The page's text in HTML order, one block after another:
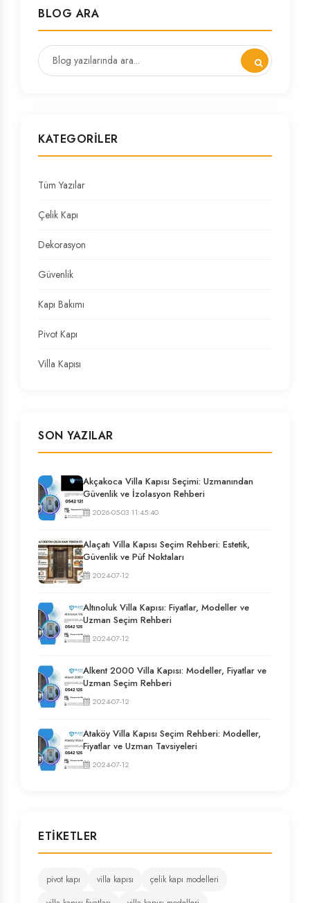
BLOG ARA
KATEGORILER
Tüm Yazılar
Çelik Kapı
Dekorasyon
Güvenlik
Kapı Bakımı
Pivot Kapı
Villa Kapısı
SON YAZILAR
Akçakoca Villa Kapısı Seçimi: Uzmanından
Güvenlik ve İzolasyon Rehberi
2026-05-03 11:45:40
Alaçatı Villa Kapısı Seçim Rehberi: Estetik,
Güvenlik ve Püf Noktaları
2024-07-12
Altınoluk Villa Kapısı: Fiyatlar, Modeller ve
Uzman Seçim Rehberi
2024-07-12
Alkent 2000 Villa Kapısı: Modeller, Fiyatlar ve
Uzman Seçim Rehberi
2024-07-12
Ataköy Villa Kapısı Seçim Rehberi: Modeller,
Fiyatlar ve Uzman Tavsiyeleri
2024-07-12
ETIKETLER
pivot kapı villa kapısı
çelik kapı modelleri